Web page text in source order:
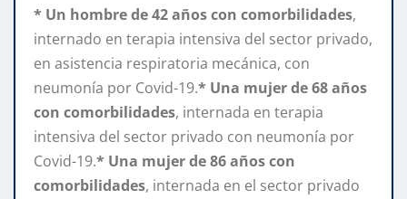
* Un hombre de 42 años con comorbilidades,
internado en terapia intensiva del sector privado,
en asistencia respiratoria mecánica, con
neumonía por Covid-19.* Una mujer de 68 años
con comorbilidades, internada en terapia
intensiva del sector privado con neumonía por
Covid-19.* Una mujer de 86 años con
comorbilidades, internada en el sector privado